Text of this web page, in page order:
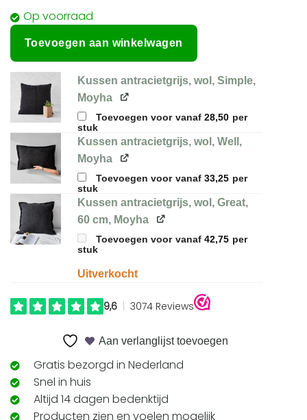
Op voorraad
Toevoegen aan winkelwagen
Kussen antracietgrijs, wol, Simple,
Moyha
Toevoegen voor vanaf28,50 per
stuk
Kussen antracietgrijs, wol, Well,
Moyha
Toevoegen voor vanaf33,25 per
stuk
Kussen antracietgrijs, wol, Great,
60 cm, Moyha
Toevoegen voor vanaf42,75 per
stuk
Uitverkocht
Aan verlanglijst toevoegen
Gratis bezorgd in Nederland
Snel in huis
Altijd 14 dagen bedenktijd
Producten zien en voelen mogelijk